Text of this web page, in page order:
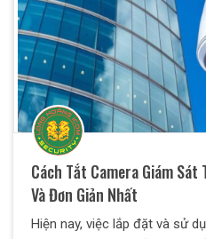
Cách Tắt Camera Giám
Và Đơn Giản Nhất
Hiện nay, việc lắp đặt và sử